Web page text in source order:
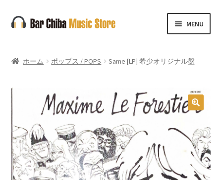
ナ
ビ
ー
ン
へ
ス
キ
ッ
プ
コ
ン
ン
ス
キ
ッ
プ
MENU
ホーム ポップス / POPS Same [LP] 希少オリジナル盤
🔍